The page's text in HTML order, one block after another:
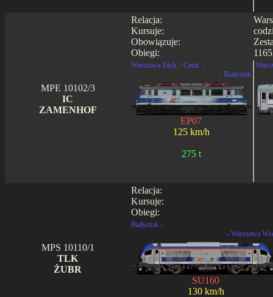
Relacja:
Kursuje:
Obowiązuje:
Obiegi:
MPE 10102/3
IC
ZAMENHOF
Warszawa Zach. / Centr. -
- Białystok
EP07
125 km/h
275 t
Relacja:
Kursuje:
Obiegi:
MPS 10110/1
TLK
ŻUBR
Białystok -
- Warszawa
SU160
130 km/h